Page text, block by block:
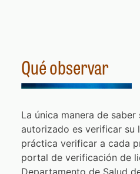
Qué observar
La única manera de
autorizado es verificar su
práctica verificar a cada
portal de verificación de
Departamento de Salud